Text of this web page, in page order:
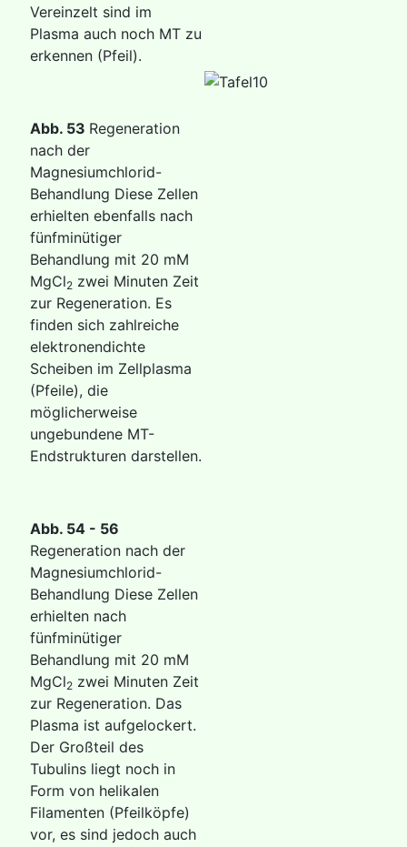
Vereinzelt sind im
Plasma auch noch MT zu
erkennen (Pfeil).
Abb. 53 Regeneration
nach der
Magnesiumchlorid-
Behandlung Diese Zellen
erhielten ebenfalls nach
fünfminütiger
Behandlung mit 20 mM
MgCl2 zwei Minuten Zeit
zur Regeneration. Es
finden sich zahlreiche
elektronendichte
Scheiben im Zellplasma
(Pfeile), die
möglicherweise
ungebundene MT-
Endstrukturen darstellen.
Abb. 54 - 56
Regeneration nach der
Magnesiumchlorid-
Behandlung Diese Zellen
erhielten nach
fünfminütiger
Behandlung mit 20 mM
MgCl2 zwei Minuten Zeit
zur Regeneration. Das
Plasma ist aufgelockert.
Der Großteil des
Tubulins liegt noch in
Form von helikalen
Filamenten (Pfeilköpfe)
vor, es sind jedoch auch